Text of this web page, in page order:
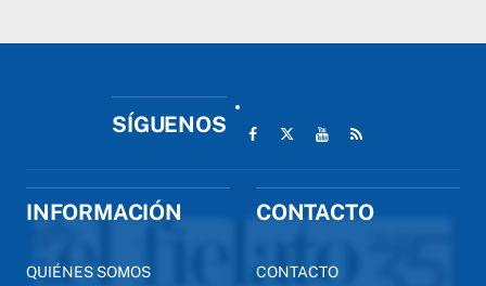
SÍGUENOS
INFORMACIÓN
QUIÉNES SOMOS
CONTACTO
CONTACTO